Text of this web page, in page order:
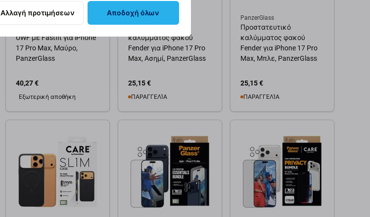
PanzerGlass
Προστατευτικό γυαλί
UWF με Fastfit για iPhone
17 Pro Max, Μαύρο,
PanzerGlass
40,27 €
Εξωτερική αποθήκη
PanzerGlass
Προστατευτικό
καλύμματος φακού
Fender για iPhone 17 Pro
Max, Ασημί, PanzerGlass
25,15 €
ΠΑΡΑΓΓΕΛΊΑ
PanzerGlass
Προστατευτικό
καλύμματος φακού
Fender για iPhone 17 Pro
Max, Μπλε, PanzerGlass
25,15 €
ΠΑΡΑΓΓΕΛΊΑ
Αλλαγή προτιμήσεων Αποδοχή όλων